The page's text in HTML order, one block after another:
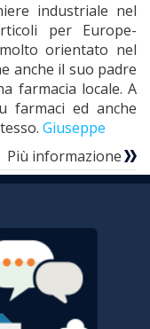
industriale nel
per Europe-
orientato nel
anche il suo padre
farmacia locale. A
farmaci ed anche
Giuseppe
Più informazione